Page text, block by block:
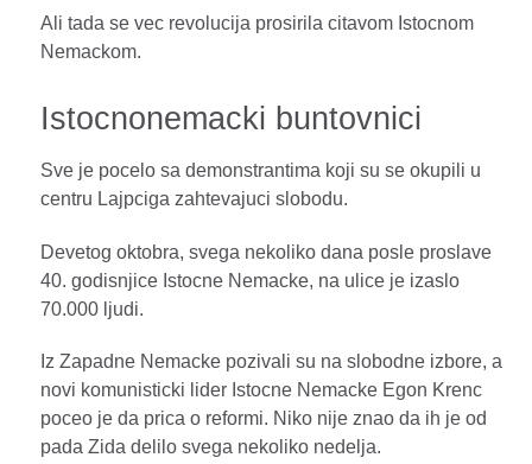
Ali tada se vec revolucija prosirila citavom Istocnom
Nemackom.
Istocnonemacki buntovnici
Sve je pocelo sa demonstrantima koji su se okupili u
centru Lajpciga zahtevajuci slobodu.
Devetog oktobra, svega nekoliko dana posle proslave
40. godisnjice Istocne Nemacke, na ulice je izaslo
70.000 ljudi.
Iz Zapadne Nemacke pozivali su na slobodne izbore, a
novi komunisticki lider Istocne Nemacke Egon Krenc
poceo je da prica o reformi. Niko nije znao da ih je od
pada Zida delilo svega nekoliko nedelja.